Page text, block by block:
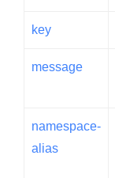
key
message
namespace-
alias